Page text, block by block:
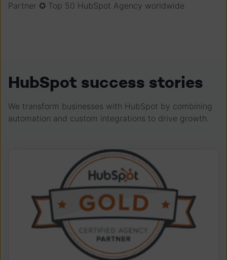
Partner ✪ Top 50 HubSpot Agency worldwide
HubSpot success stories
We transform businesses with HubSpot by combining
automation and custom integrations to drive growth.